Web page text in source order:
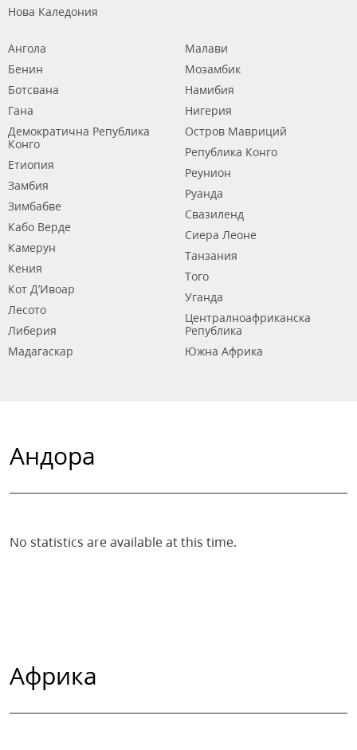
Нова Каледония
Ангола
Бенин
Ботсвана
Гана
Демократична Република
Конго
Етиопия
Замбия
Зимбабве
Кабо Верде
Камерун
Кения
Кот Д’Ивоар
Лесото
Либерия
Мадагаскар
Малави
Мозамбик
Намибия
Нигерия
Остров Мавриций
Република Конго
Реунион
Руанда
Свазиленд
Сиера Леоне
Танзания
Того
Уганда
Централноафриканска
Република
Южна Африка
Андора
No statistics are available at this time.
Африка